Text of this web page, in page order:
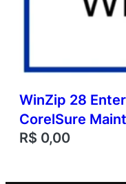
WinZip 28
CorelSure
R$ 0,00